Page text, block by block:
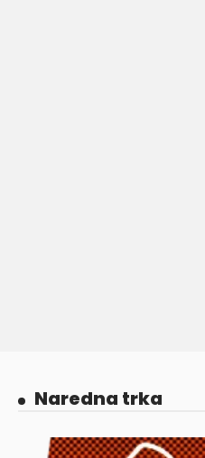
Naredna trka